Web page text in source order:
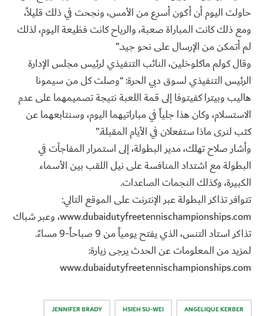
حاولت اليوم أن أكون أسرع من الأمس، ونجحت في ذلك قليلاً،
ومع ذلك كانت المباراة صعبة، والرياح كانت فظيعة اليوم، لذلك
لم أتمكن من الإرسال على نحو جيد.”
وقال كولم ماكلوخلين، النائب التنفيذي لرئيس مجلس الإدارة
الرئيس التنفيذي لسوق دبي الحرة: “وصلت كل من سيمونا
هاليب وبيترا كفيتوفا إلى قمة اللعبة نتيجة تصميمهما على عدم
الاستسلام، وكان هذا جلياً في مباراتيهما اليوم، وسنتابعهما عن
كثب لنرى ماذا ستفعلان في الأيام المقبلة.”
وأشار صلاح تهلك، مدير البطولة، إلى استمرار المفاجآت في
البطولة مع اشتداد المنافسة على نيل اللقب بين الأسماء
الكبيرة، وكذلك النجمات الصاعدات.
تتوافر تذاكر البطولة عبر الإنترنت على الموقع التالي:
www.dubaidutyfreetennischampionships.com، وعبر شباك
تذاكر استاد التنس، الذي يفتح يومياً من 9 صباحاً-9 مساءً.
لمزيد من المعلومات عن الحدث يرجى زيارة:
www.dubaidutyfreetennischampionships.com
ANGELIQUE KERBER
HSIEH SU-WEI
JENNIFER BRADY